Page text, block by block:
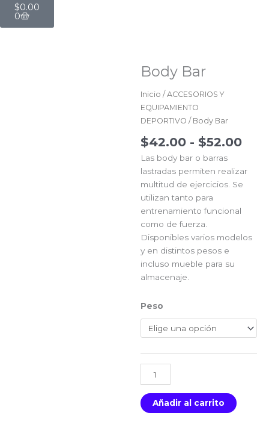
$0.00
0
Body Bar
Inicio / ACCESORIOS Y
EQUIPAMIENTO
DEPORTIVO / Body Bar
$42.00 - $52.00
Las body bar o barras
lastradas permiten realizar
multitud de ejercicios. Se
utilizan tanto para
entrenamiento funcional
como de fuerza.
Disponibles varios modelos
y en distintos pesos e
incluso mueble para su
almacenaje.
Peso
Body
Bar
cantidad
Añadir al carrito